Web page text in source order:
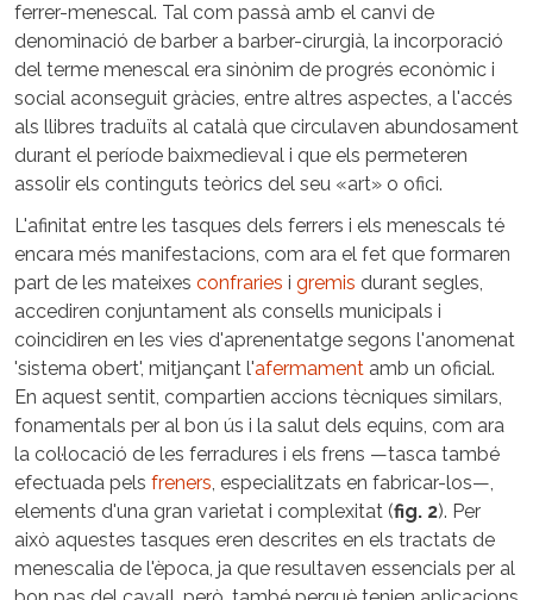
ferrer-menescal. Tal com passà amb el canvi de
denominació de barber a barber-cirurgià, la incorporació
del terme menescal era sinònim de progrés econòmic i
social aconseguit gràcies, entre altres aspectes, a l'accés
als llibres traduïts al català que circulaven abundosament
durant el període baixmedieval i que els permeteren
assolir els continguts teòrics del seu «art» o ofici.
L'afinitat entre les tasques dels ferrers i els menescals té
encara més manifestacions, com ara el fet que formaren
part de les mateixes confraries i gremis durant segles,
accediren conjuntament als consells municipals i
coincidiren en les vies d'aprenentatge segons l'anomenat
'sistema obert', mitjançant l'afermament amb un oficial.
En aquest sentit, compartien accions tècniques similars,
fonamentals per al bon ús i la salut dels equins, com ara
la col·locació de les ferradures i els frens —tasca també
efectuada pels freners, especialitzats en fabricar-los—,
elements d'una gran varietat i complexitat (fig. 2). Per
això aquestes tasques eren descrites en els tractats de
menescalia de l'època, ja que resultaven essencials per al